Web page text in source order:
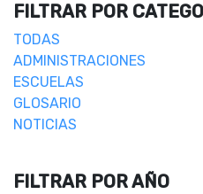
FILTRAR POR
TODAS
ADMINISTRACIONES
ESCUELAS
GLOSARIO
NOTICIAS
FILTRAR POR AÑO